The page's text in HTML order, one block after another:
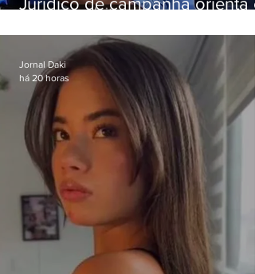
Jurídico de campanha orienta e
da Band
Jornal Daki
há 20 horas